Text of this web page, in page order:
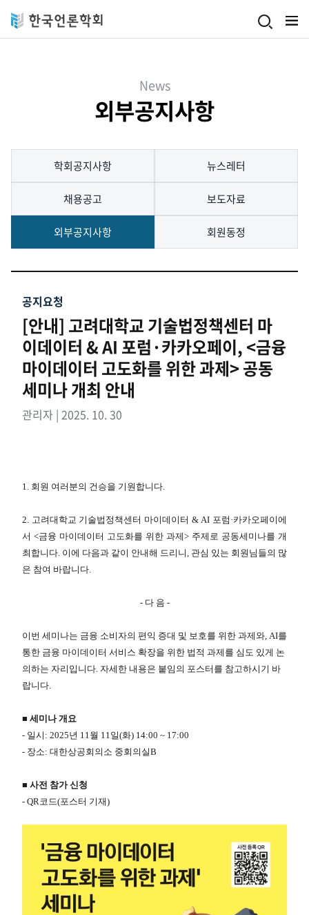
News
외부공지사항
학회공지사항 뉴스레터
채용공고 보도자료
외부공지사항 회원동정
공지요청
[안내] 고려대학교 기술법정책센터 마
이데이터 & AI 포럼·카카오페이, <금융
마이데이터 고도화를 위한 과제> 공동
세미나 개최 안내
관리자 | 2025. 10. 30
1. 회원 여러분의 건승을 기원합니다.
2. 고려대학교 기술법정책센터 마이데이터 & AI 포럼·카카오페이에
서 <금융 마이데이터 고도화를 위한 과제> 주제로 공동세미나를 개
최합니다. 이에 다음과 같이 안내해 드리니, 관심 있는 회원님들의 많
은 참여 바랍니다.
- 다 음 -
이번 세미나는 금융 소비자의 편익 증대 및 보호를 위한 과제와, AI를
통한 금융 마이데이터 서비스 확장을 위한 법적 과제를 심도 있게 논
의하는 자리입니다. 자세한 내용은 붙임의 포스터를 참고하시기 바
랍니다.
■ 세미나 개요
- 일시: 2025년 11월 11일(화) 14:00 ~ 17:00
- 장소: 대한상공회의소 중회의실B
■ 사전 참가 신청
- QR코드(포스터 기재)